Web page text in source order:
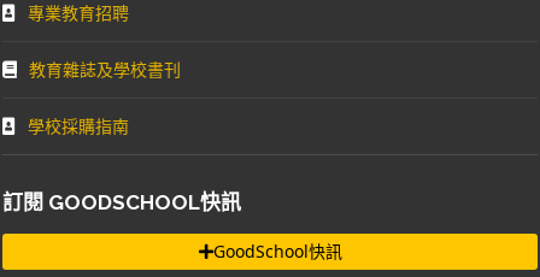
專業教育招聘
教育雜誌及學校書刊
學校採購指南
訂閱 GOODSCHOOL快訊
GoodSchool快訊